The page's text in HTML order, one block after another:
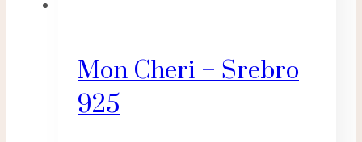
Mon Cheri – Srebro
925